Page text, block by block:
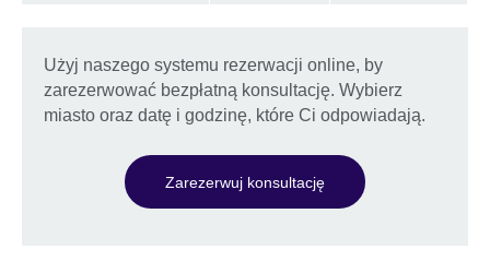
Użyj naszego systemu rezerwacji online, by
zarezerwować bezpłatną konsultację. Wybierz
miasto oraz datę i godzinę, które Ci odpowiadają.
Zarezerwuj konsultację